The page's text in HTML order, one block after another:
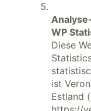
WP
Diese
ist
Estland (